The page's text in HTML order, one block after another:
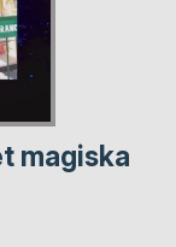
magiska